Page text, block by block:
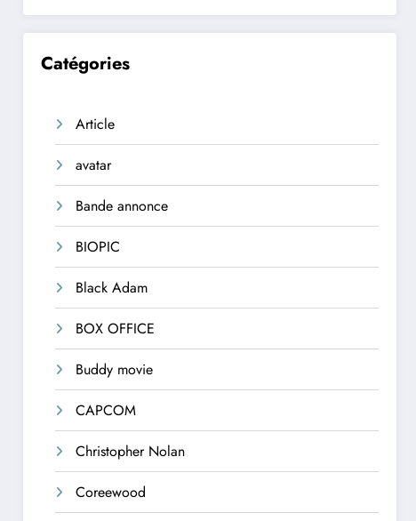
Catégories
Article
avatar
Bande annonce
BIOPIC
Black Adam
BOX OFFICE
Buddy movie
CAPCOM
Christopher Nolan
Coreewood